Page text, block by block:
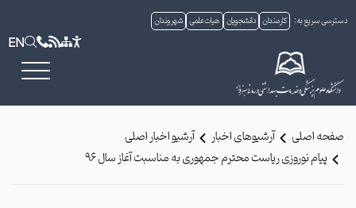
دسترسی سریع به: کارمندان دانشجویان هیات علمی شهروندان
EN
صفحه اصلی آرشیوهای اخبار
آرشیو اخبار اصلی
پیام نوروزی ریاست محترم جمهوری به مناسبت آغاز سال 96